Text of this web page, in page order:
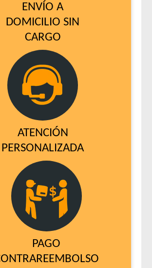
ENVÍO A
DOMICILIO SIN
CARGO
ATENCIÓN
PERSONALIZADA
PAGO